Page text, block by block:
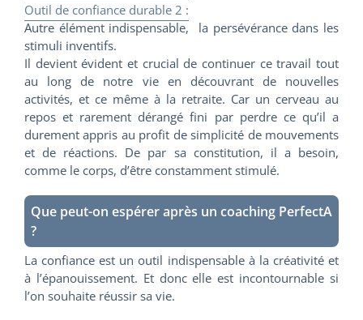
Outil de confiance durable 2 :
Autre élément indispensable, la persévérance dans les
stimuli inventifs.
Il devient évident et crucial de continuer ce travail tout
au long de notre vie en découvrant de nouvelles
activités, et ce même à la retraite. Car un cerveau au
repos et rarement dérangé fini par perdre ce qu’il a
durement appris au profit de simplicité de mouvements
et de réactions. De par sa constitution, il a besoin,
comme le corps, d’être constamment stimulé.
Que peut-on espérer après un coaching PerfectA
?
La confiance est un outil indispensable à la créativité et
à l’épanouissement. Et donc elle est incontournable si
l’on souhaite réussir sa vie.